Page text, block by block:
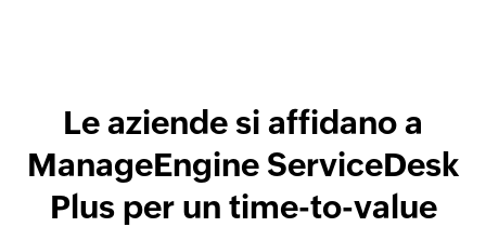
Le aziende si affidano a
ManageEngine ServiceDesk
Plus per un time-to-value